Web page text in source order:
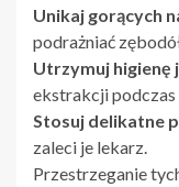
Unikaj gorących
podrażniać
Utrzymuj higienę
ekstrakcji
Stosuj delikatne
zaleci je lekarz.
Przestrzeganie